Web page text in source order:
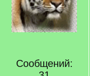
Сообщений: